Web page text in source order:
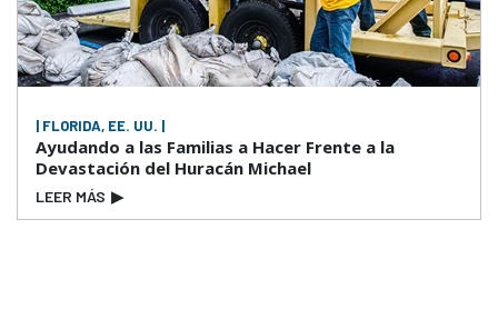
| FLORIDA, EE. UU. |
Ayudando a las Familias a Hacer Frente a la
Devastación del Huracán Michael
LEER MÁS ▶